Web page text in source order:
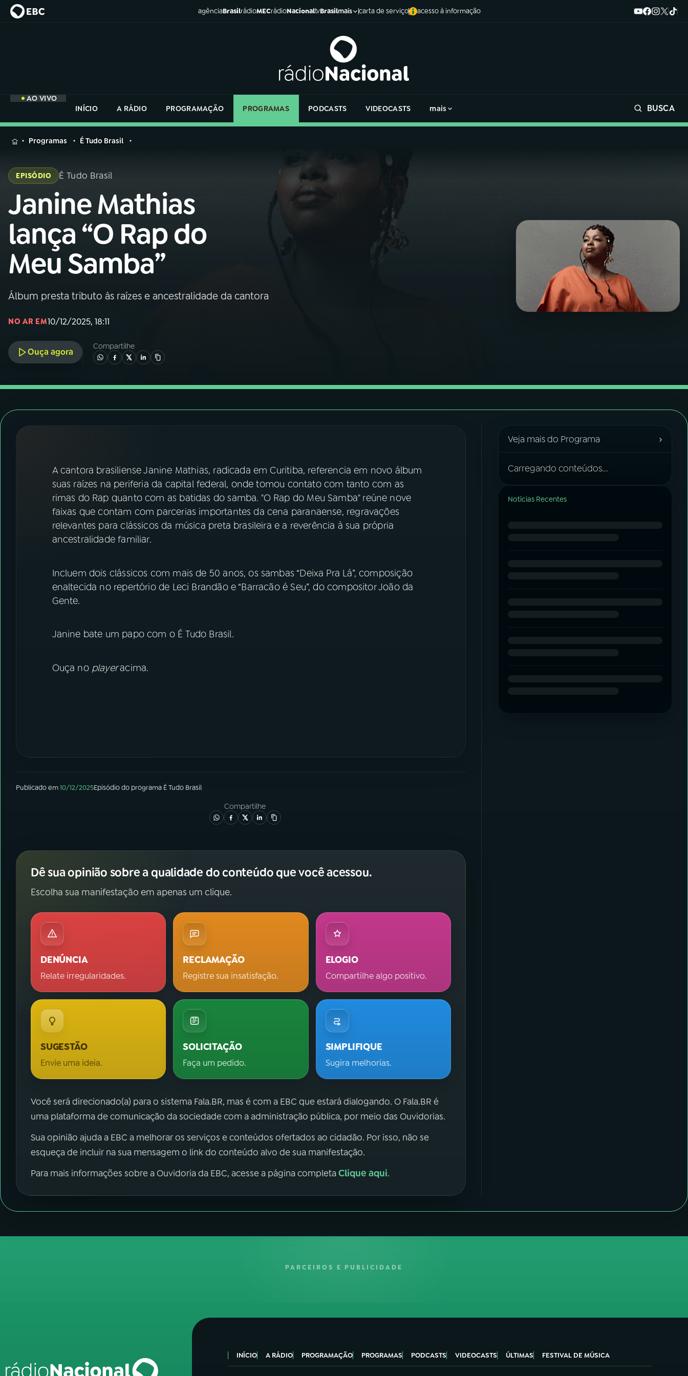
agênciaBrasilrádioMECrádioNacionaltvBrasilmais carta de serviço acesso à informação
AO VIVO
INÍCIO
A RÁDIO PROGRAMAÇÃO PROGRAMAS PODCASTS VIDEOCASTS mais BUSCA
MENU
Buscar
na
Rádio
Nacional
AO VIVO
01INÍCIO
A RÁDIO
03PROGRAMAÇÃO
PROGRAMAS
FESTIVAL DE MÚSICA
ACOMPANHE A RÁDIO NACIONAL
Instagram X
na
Rádio
Programas É Tudo Brasil
EPISÓDIO É Tudo Brasil
Janine Mathias
lança “O Rap do
Meu Samba”
Álbum presta tributo às raízes e ancestralidade da cantora
NO AR EM10/12/2025, 18:11
Ouça agora
Compartilhe
A cantora brasiliense Janine Mathias, radicada em Curitiba, referencia em novo álbum
suas raízes na periferia da capital federal, onde tomou contato com tanto com as
rimas do Rap quanto com as batidas do samba. "O Rap do Meu Samba" reúne nove
faixas que contam com parcerias importantes da cena paranaense, regravações
relevantes para clássicos da música preta brasileira e a reverência à sua própria
ancestralidade familiar.
Incluem dois clássicos com mais de 50 anos, os sambas “Deixa Pra Lá”, composição
enaltecida no repertório de Leci Brandão e “Barracão é Seu”, do compositor João da
Gente.
Janine bate um papo com o É Tudo Brasil.
Ouça no playeracima.
Publicado em10/12/2025Episódiodo programa É Tudo Brasil
Compartilhe
Dê sua opinião sobre a qualidade do conteúdo que você acessou.
Escolha sua manifestação em apenas um clique.
DENÚNCIA
Relate irregularidades.
RECLAMAÇÃO
Registre sua insatisfação.
ELOGIO
Compartilhe algo positivo.
SUGESTÃO
Envie uma ideia.
SOLICITAÇÃO
Faça um pedido.
SIMPLIFIQUE
Sugira melhorias.
Você será direcionado(a) para o sistema Fala.BR, mas é com a EBC que estará dialogando. O Fala.BR é
uma plataforma de comunicação da sociedade com a administração pública, por meio das Ouvidorias.
Sua opinião ajuda a EBC a melhorar os serviços e conteúdos ofertados ao cidadão. Por isso, não se
esqueça de incluir na sua mensagem o link do conteúdo alvo de sua manifestação.
Para mais informações sobre a Ouvidoria da EBC, acesse a página completaClique aqui.
Veja mais do Programa ›
Carregando conteúdos...
Notícias Recentes
PARCEIROS E PUBLICIDADE
INÍCIO A RÁDIO PROGRAMAÇÃO PROGRAMAS PODCASTS VIDEOCASTS ÚLTIMAS FESTIVAL DE MÚSICA